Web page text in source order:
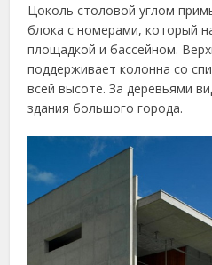
Цоколь столовой углом
блока с номерами, который
площадкой и бассейном.
поддерживает колонна со
всей высоте. За деревьями
здания большого города.